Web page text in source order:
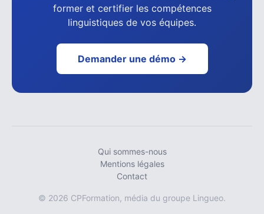
former et certifier les compétences
linguistiques de vos équipes.
Demander une démo →
Qui sommes-nous
Mentions légales
Contact
© 2026 CPFormation, média du groupe Lingueo.